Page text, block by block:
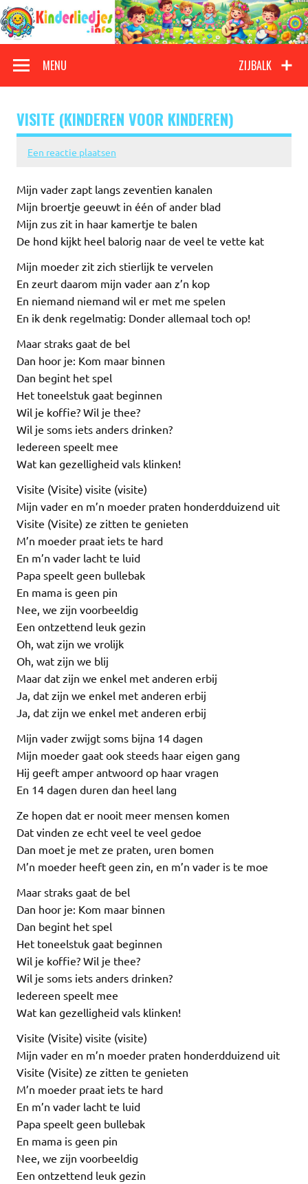
Doorgaan
naar
inhoud
Kinderliedjes
ZIJBALK
MENU
VISITE (KINDEREN VOOR KINDEREN)
Een reactie plaatsen
Mijn vader zapt langs zeventien kanalen
Mijn broertje geeuwt in één of ander blad
Mijn zus zit in haar kamertje te balen
De hond kijkt heel balorig naar de veel te vette kat
Mijn moeder zit zich stierlijk te vervelen
En zeurt daarom mijn vader aan z’n kop
En niemand niemand wil er met me spelen
En ik denk regelmatig: Donder allemaal toch op!
Maar straks gaat de bel
Dan hoor je: Kom maar binnen
Dan begint het spel
Het toneelstuk gaat beginnen
Wil je koffie? Wil je thee?
Wil je soms iets anders drinken?
Iedereen speelt mee
Wat kan gezelligheid vals klinken!
Visite (Visite) visite (visite)
Mijn vader en m’n moeder praten honderdduizend uit
Visite (Visite) ze zitten te genieten
M’n moeder praat iets te hard
En m’n vader lacht te luid
Papa speelt geen bullebak
En mama is geen pin
Nee, we zijn voorbeeldig
Een ontzettend leuk gezin
Oh, wat zijn we vrolijk
Oh, wat zijn we blij
Maar dat zijn we enkel met anderen erbij
Ja, dat zijn we enkel met anderen erbij
Ja, dat zijn we enkel met anderen erbij
Mijn vader zwijgt soms bijna 14 dagen
Mijn moeder gaat ook steeds haar eigen gang
Hij geeft amper antwoord op haar vragen
En 14 dagen duren dan heel lang
Ze hopen dat er nooit meer mensen komen
Dat vinden ze echt veel te veel gedoe
Dan moet je met ze praten, uren bomen
M’n moeder heeft geen zin, en m’n vader is te moe
Maar straks gaat de bel
Dan hoor je: Kom maar binnen
Dan begint het spel
Het toneelstuk gaat beginnen
Wil je koffie? Wil je thee?
Wil je soms iets anders drinken?
Iedereen speelt mee
Wat kan gezelligheid vals klinken!
Visite (Visite) visite (visite)
Mijn vader en m’n moeder praten honderdduizend uit
Visite (Visite) ze zitten te genieten
M’n moeder praat iets te hard
En m’n vader lacht te luid
Papa speelt geen bullebak
En mama is geen pin
Nee, we zijn voorbeeldig
Een ontzettend leuk gezin